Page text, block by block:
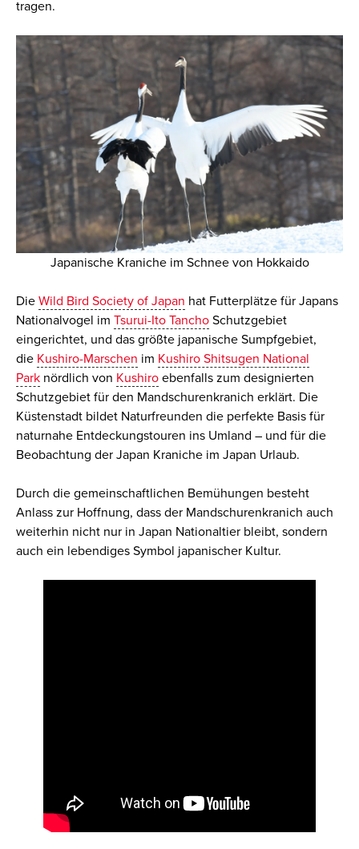
tragen.
Japanische Kraniche im Schnee von Hokkaido
Die Wild Bird Society of Japan hat Futterplätze für Japans
Nationalvogel im Tsurui-Ito TanchoSchutzgebiet
eingerichtet, und das größte japanische Sumpfgebiet,
die Kushiro-Marschen im Kushiro Shitsugen National
Parknördlich von Kushiroebenfalls zum designierten
Schutzgebiet für den Mandschurenkranich erklärt. Die
Küstenstadt bildet Naturfreunden die perfekte Basis für
naturnahe Entdeckungstouren ins Umland – und für die
Beobachtung der Japan Kraniche im Japan Urlaub.
Durch die gemeinschaftlichen Bemühungen besteht
Anlass zur Hoffnung, dass der Mandschurenkranich auch
weiterhin nicht nur in Japan Nationaltier bleibt, sondern
auch ein lebendiges Symbol japanischer Kultur.